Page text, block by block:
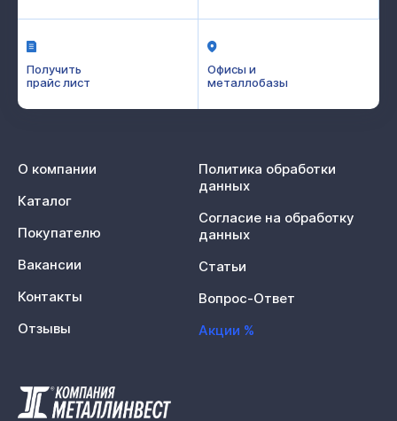
Получить
прайс лист
Офисы и
металлобазы
О компании
Каталог
Покупателю
Вакансии
Контакты
Отзывы
Политика обработки
данных
Согласие на обработку
данных
Статьи
Вопрос-Ответ
Акции %